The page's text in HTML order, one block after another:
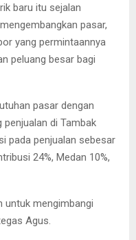
baru itu sejalan
pasar,
yang permintaannya
peluang besar bagi
pasar dengan
di Tambak
pada penjualan sebesar
24%, Medan 10%,
untuk mengimbangi
Agus.